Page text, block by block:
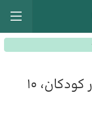
تقویت هوش هیجانی در کودکان، 10